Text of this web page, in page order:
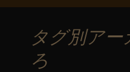
タグ別ア
ろ